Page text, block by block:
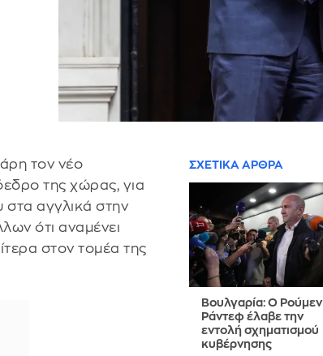
τον νέο
της χώρας, για
αγγλικά στην
ότι αναμένει
στον τομέα της
ΣΧΕΤΙΚΑ ΑΡΘΡΑ
Βουλγαρία: Ο Ρούμεν
Ράντεφ έλαβε την
εντολή σχηματισμού
κυβέρνησης